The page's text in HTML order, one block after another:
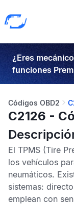
¿Eres
funciones
Códigos OBD2
C2126 -
El TPMS (Tire
los vehículos
neumáticos.
sistemas:
emplean con